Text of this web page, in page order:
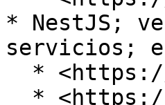
* NestJS;
servicios;